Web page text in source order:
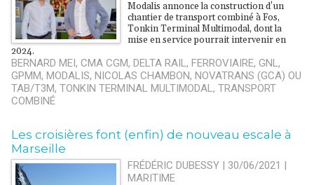
Modalis annonce la construction d’un
chantier de transport combiné à Fos,
Tonkin Terminal Multimodal, dont la
mise en service pourrait intervenir en
2024.
BERNARD MEI, CMA CGM, DELTA RAIL, FERROVIAIRE, GNL,
GPMM, MODALIS, NICOLAS CHAMBON, NOVATRANS (GCA) OU
TAB/T3M, TONKIN TERMINAL MULTIMODAL, TRANSPORT
COMBINÉ
Les croisières font (enfin) de nouveau escale à
Marseille
FRÉDÉRIC DUBESSY | 30/06/2021 |
MARITIME